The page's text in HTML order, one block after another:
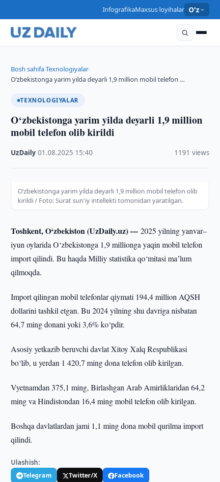
InfografikaMaxsus loyihalar O'z
Bosh sahifa›Texnologiyalar›
O‘zbekistonga yarim yilda deyarli 1,9 million mobil telefon …
TEXNOLOGIYALAR
O‘zbekistonga yarim yilda deyarli 1,9 million
mobil telefon olib kirildi
UzDaily ·01.08.2025 15:40 1191 views
O‘zbekistonga yarim yilda deyarli 1,9 million mobil telefon olib
kirildi / Foto: Surat sun'iy intellekti tomonidan yaratilgan.
Toshkent, O‘zbekiston (UzDaily.uz) —2025 yilning yanvar–
iyun oylarida O‘zbekistonga 1,9 millionga yaqin mobil telefon
import qilindi. Bu haqda Milliy statistika qo‘mitasi maʼlum
qilmoqda.
Import qilingan mobil telefonlar qiymati 194,4 million AQSH
dollarini tashkil etgan. Bu 2024 yilning shu davriga nisbatan
64,7 ming donani yoki 3,6% ko‘pdir.
Asosiy yetkazib beruvchi davlat Xitoy Xalq Respublikasi
bo‘lib, u yerdan 1 420,7 ming dona telefon olib kirilgan.
Vyetnamdan 375,1 ming, Birlashgan Arab Amirliklaridan 64,2
ming va Hindistondan 16,4 ming mobil telefon olib kirilgan.
Boshqa davlatlardan jami 1,1 ming dona mobil qurilma import
qilindi.
Ulashish:
Telegram Twitter/X
Facebook